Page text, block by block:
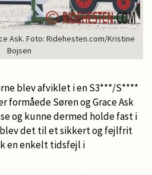
Ask. Foto: Ridehesten.com/Kristine
Bojsen
blev afviklet i en S3***/S****
formåede Søren og Grace Ask
og kunne dermed holde fast i
blev det til et sikkert og fejlfrit
en enkelt tidsfejl i